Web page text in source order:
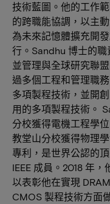
技術藍圖。他的工作
的跨職能協調，以主
為未來記憶體擴充開
行。Sandhu 博士的
並管理與全球研究聯
過多個工程和管理職
多項製程技術，並開
用的多項製程技術。
分校獲得電機工程學
教堂山分校獲得物理
專利，是世界公認的
IEEE 成員。2018 年，
以表彰他在實現
CMOS 製程技術方面